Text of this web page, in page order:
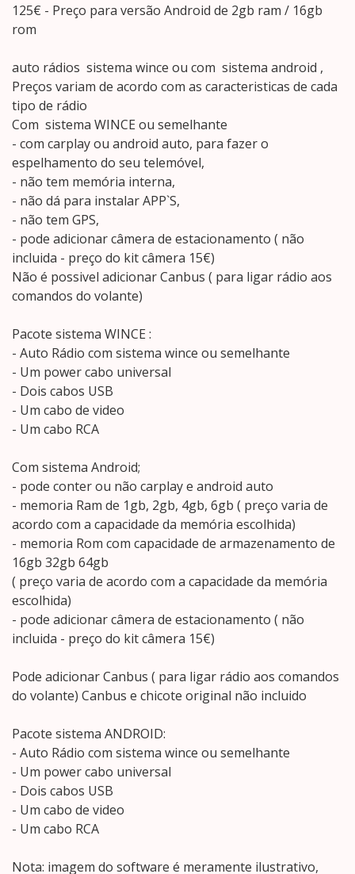
125€ - Preço para versão Android de 2gb ram / 16gb
rom
auto rádios sistema wince ou com sistema android ,
Preços variam de acordo com as caracteristicas de cada
tipo de rádio
Com sistema WINCE ou semelhante
- com carplay ou android auto, para fazer o
espelhamento do seu telemóvel,
- não tem memória interna,
- não dá para instalar APP`S,
- não tem GPS,
- pode adicionar câmera de estacionamento ( não
incluida - preço do kit câmera 15€)
Não é possivel adicionar Canbus ( para ligar rádio aos
comandos do volante)
Pacote sistema WINCE :
- Auto Rádio com sistema wince ou semelhante
- Um power cabo universal
- Dois cabos USB
- Um cabo de video
- Um cabo RCA
Com sistema Android;
- pode conter ou não carplay e android auto
- memoria Ram de 1gb, 2gb, 4gb, 6gb ( preço varia de
acordo com a capacidade da memória escolhida)
- memoria Rom com capacidade de armazenamento de
16gb 32gb 64gb
( preço varia de acordo com a capacidade da memória
escolhida)
- pode adicionar câmera de estacionamento ( não
incluida - preço do kit câmera 15€)
Pode adicionar Canbus ( para ligar rádio aos comandos
do volante) Canbus e chicote original não incluido
Pacote sistema ANDROID:
- Auto Rádio com sistema wince ou semelhante
- Um power cabo universal
- Dois cabos USB
- Um cabo de video
- Um cabo RCA
Nota: imagem do software é meramente ilustrativo,